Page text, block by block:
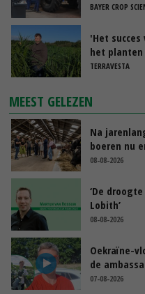
BAYER CROP
'Het
het
TERRAVESTA
MEEST GELEZEN
Na
boeren nu
08-08-2026
‘De
Lobith’
08-08-2026
Oekraïne-
de
07-08-2026